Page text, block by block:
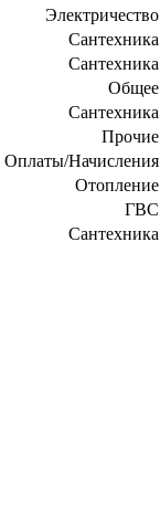
Электричество
Сантехника
Сантехника
Общее
Сантехника
Прочие
Оплаты/Начисления
Отопление
ГВС
Сантехника